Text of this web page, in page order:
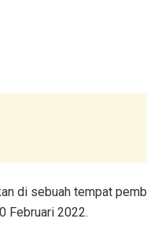
di sebuah tempat
Februari 2022.